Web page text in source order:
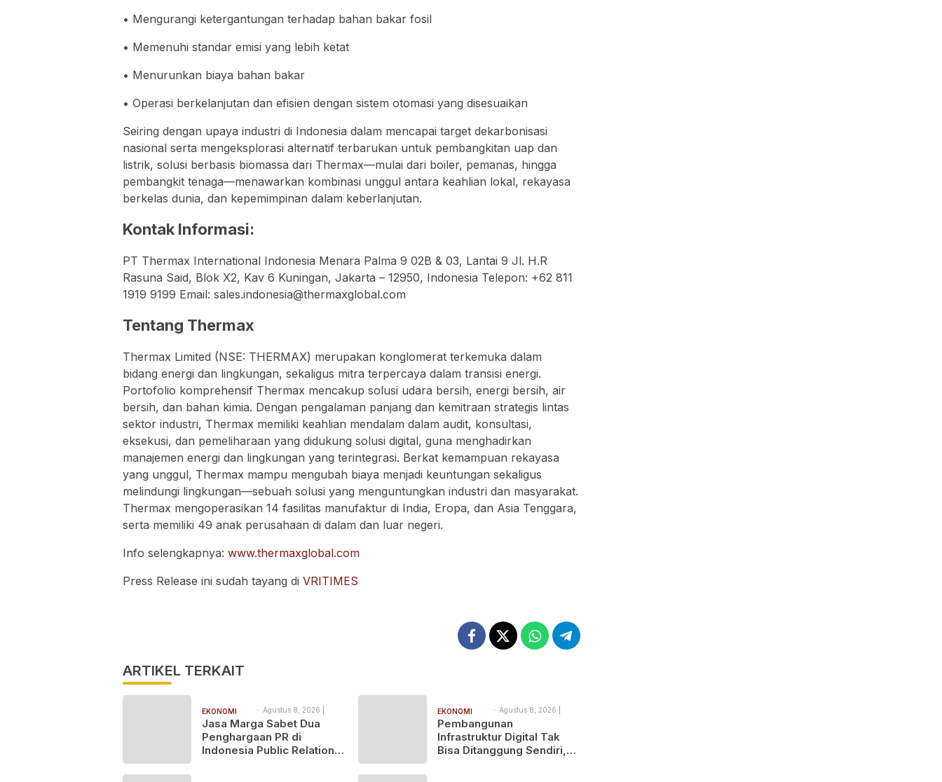
• Mengurangi ketergantungan terhadap bahan bakar fosil
• Memenuhi standar emisi yang lebih ketat
• Menurunkan biaya bahan bakar
• Operasi berkelanjutan dan efisien dengan sistem otomasi yang disesuaikan
Seiring dengan upaya industri di Indonesia dalam mencapai target dekarbonisasi
nasional serta mengeksplorasi alternatif terbarukan untuk pembangkitan uap dan
listrik, solusi berbasis biomassa dari Thermax—mulai dari boiler, pemanas, hingga
pembangkit tenaga—menawarkan kombinasi unggul antara keahlian lokal, rekayasa
berkelas dunia, dan kepemimpinan dalam keberlanjutan.
Kontak Informasi:
PT Thermax International Indonesia Menara Palma 9 02B & 03, Lantai 9 Jl. H.R
Rasuna Said, Blok X2, Kav 6 Kuningan, Jakarta – 12950, Indonesia Telepon: +62 811
1919 9199 Email: sales.indonesia@thermaxglobal.com
Tentang Thermax
Thermax Limited (NSE: THERMAX) merupakan konglomerat terkemuka dalam
bidang energi dan lingkungan, sekaligus mitra terpercaya dalam transisi energi.
Portofolio komprehensif Thermax mencakup solusi udara bersih, energi bersih, air
bersih, dan bahan kimia. Dengan pengalaman panjang dan kemitraan strategis lintas
sektor industri, Thermax memiliki keahlian mendalam dalam audit, konsultasi,
eksekusi, dan pemeliharaan yang didukung solusi digital, guna menghadirkan
manajemen energi dan lingkungan yang terintegrasi. Berkat kemampuan rekayasa
yang unggul, Thermax mampu mengubah biaya menjadi keuntungan sekaligus
melindungi lingkungan—sebuah solusi yang menguntungkan industri dan masyarakat.
Thermax mengoperasikan 14 fasilitas manufaktur di India, Eropa, dan Asia Tenggara,
serta memiliki 49 anak perusahaan di dalam dan luar negeri.
Info selengkapnya: www.thermaxglobal.com
Press Release ini sudah tayang di VRITIMES
ARTIKEL TERKAIT
EKONOMI
BISNIS
Agustus 8, 2026 |
10:33 am
Jasa Marga Sabet Dua
Penghargaan PR di
Indonesia Public Relations
EKONOMI
BISNIS
Agustus 8, 2026 |
9:45 am
Pembangunan
Infrastruktur Digital Tak
Bisa Ditanggung Sendiri,